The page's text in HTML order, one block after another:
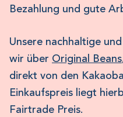
Bezahlung und gute
Unsere nachhaltige
wir über Original Beans
direkt von den
Einkaufspreis liegt
Fairtrade Preis.